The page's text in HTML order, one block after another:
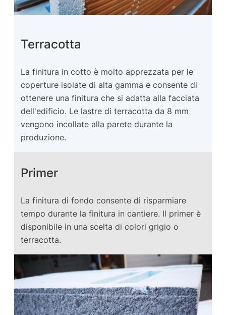
Terracotta
La finitura in cotto è molto apprezzata per le
coperture isolate di alta gamma e consente di
ottenere una finitura che si adatta alla facciata
dell'edificio. Le lastre di terracotta da 8 mm
vengono incollate alla parete durante la
produzione.
Primer
La finitura di fondo consente di risparmiare
tempo durante la finitura in cantiere. Il primer è
disponibile in una scelta di colori grigio o
terracotta.